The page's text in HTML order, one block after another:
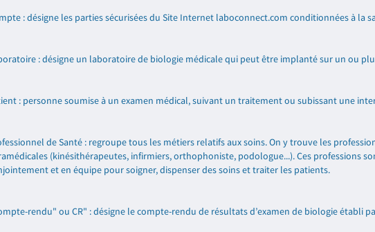
: désigne les parties sécurisées du Site Internet laboconnect.com conditionnées à la
: désigne un laboratoire de biologie médicale qui peut être implanté sur un ou
: personne soumise à un examen médical, suivant un traitement ou subissant une
de Santé : regroupe tous les métiers relatifs aux soins. On y trouve les
(kinésithérapeutes, infirmiers, orthophoniste, podologue...). Ces professions
et en équipe pour soigner, dispenser des soins et traiter les patients.
rendu" ou CR" : désigne le compte-rendu de résultats d’examen de biologie établi